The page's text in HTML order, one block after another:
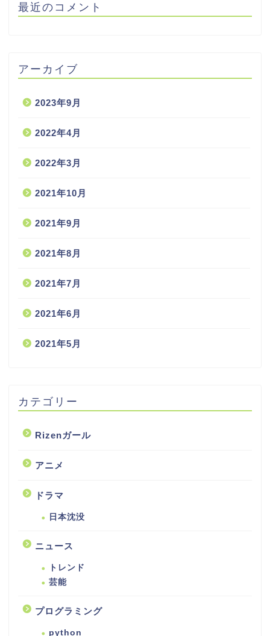
最近のコメント
アーカイブ
2023年9月
2022年4月
2022年3月
2021年10月
2021年9月
2021年8月
2021年7月
2021年6月
2021年5月
カテゴリー
Rizenガール
アニメ
ドラマ
日本沈没
ニュース
トレンド
芸能
プログラミング
python